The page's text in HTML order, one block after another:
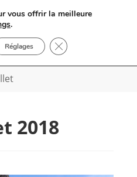
2018
vous offrir la meilleure
.
Réglages FERMER LA